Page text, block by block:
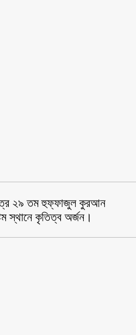
২৯ তম হুফ্ফাজুল কুরআন
স্থানে কৃতিত্ব অর্জন।